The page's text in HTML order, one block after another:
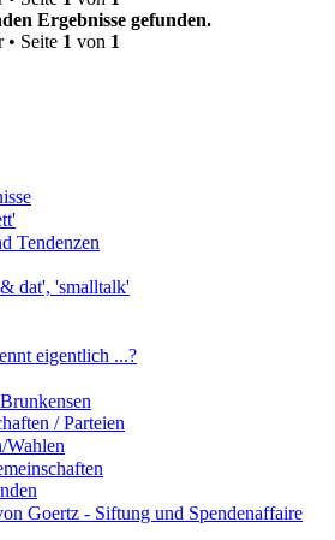
Ergebnisse gefunden.
• Seite 1 von 1
Tendenzen
dat', 'smalltalk'
eigentlich ...?
/ Parteien
Goertz - Siftung und Spendenaffaire